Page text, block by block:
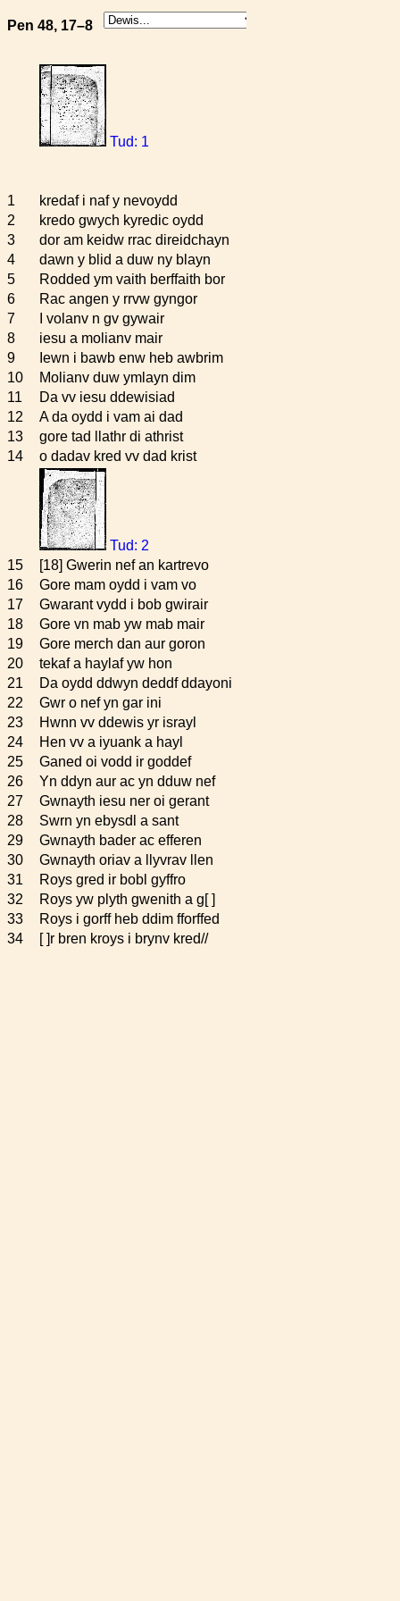
Pen 48, 17–8
Tud: 1
1
kredaf i naf y nevoydd
2
kredo gwych kyredic oydd
3
dor am keidw rrac direidchayn
4
dawn y blid a duw ny blayn
5
Rodded ym vaith berffaith bor
6
Rac angen y rrvw gyngor
7
I volanv n gv gywair
8
iesu a molianv mair
9
Iewn i bawb enw heb awbrim
10
Molianv duw ymlayn dim
11
Da vv iesu ddewisiad
12
A da oydd i vam ai dad
13
gore tad llathr di athrist
14
o dadav kred vv dad krist
Tud: 2
15
[18] Gwerin nef an kartrevo
16
Gore mam oydd i vam vo
17
Gwarant vydd i bob gwirair
18
Gore vn mab yw mab mair
19
Gore merch dan aur goron
20
tekaf a haylaf yw hon
21
Da oydd ddwyn deddf ddayoni
22
Gwr o nef yn gar ini
23
Hwnn vv ddewis yr israyl
24
Hen vv a iyuank a hayl
25
Ganed oi vodd ir goddef
26
Yn ddyn aur ac yn dduw nef
27
Gwnayth iesu ner oi gerant
28
Swrn yn ebysdl a sant
29
Gwnayth bader ac efferen
30
Gwnayth oriav a llyvrav llen
31
Roys gred ir bobl gyffro
32
Roys yw plyth gwenith a g[ ]
33
Roys i gorff heb ddim fforffed
34
[ ]r bren kroys i brynv kred//